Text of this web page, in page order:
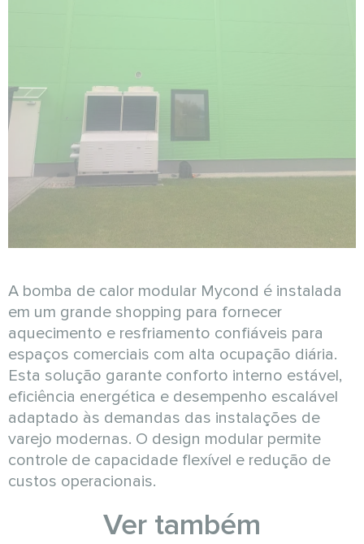
A bomba de calor modular Mycond é instalada
em um grande shopping para fornecer
aquecimento e resfriamento confiáveis para
espaços comerciais com alta ocupação diária.
Esta solução garante conforto interno estável,
eficiência energética e desempenho escalável
adaptado às demandas das instalações de
varejo modernas. O design modular permite
controle de capacidade flexível e redução de
custos operacionais.
Ver também